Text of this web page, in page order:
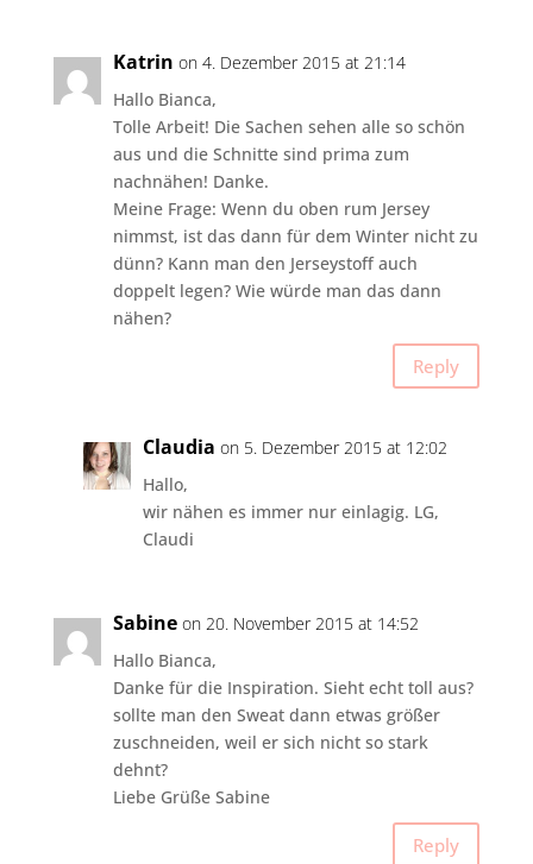
Katrin on 4. Dezember 2015 at 21:14
Hallo Bianca,
Tolle Arbeit! Die Sachen sehen alle so schön
aus und die Schnitte sind prima zum
nachnähen! Danke.
Meine Frage: Wenn du oben rum Jersey
nimmst, ist das dann für dem Winter nicht zu
dünn? Kann man den Jerseystoff auch
doppelt legen? Wie würde man das dann
nähen?
Reply
Claudia on 5. Dezember 2015 at 12:02
Hallo,
wir nähen es immer nur einlagig. LG,
Claudi
Sabine on 20. November 2015 at 14:52
Hallo Bianca,
Danke für die Inspiration. Sieht echt toll aus?
sollte man den Sweat dann etwas größer
zuschneiden, weil er sich nicht so stark
dehnt?
Liebe Grüße Sabine
Reply